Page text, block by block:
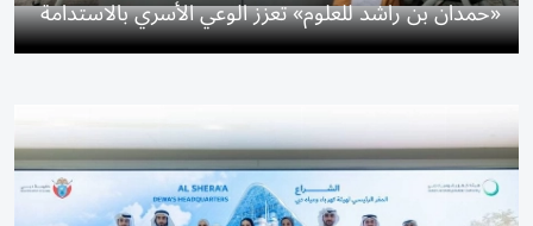
«حمدان بن راشد للعلوم» تعزز الوعي الأسري بالاستدامة